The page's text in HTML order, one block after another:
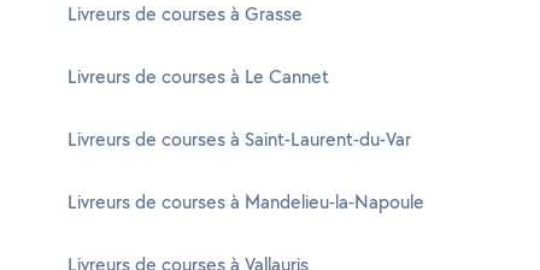
Livreurs de courses à Grasse
Livreurs de courses à Le Cannet
Livreurs de courses à Saint-Laurent-du-Var
Livreurs de courses à Mandelieu-la-Napoule
Livreurs de courses à Vallauris